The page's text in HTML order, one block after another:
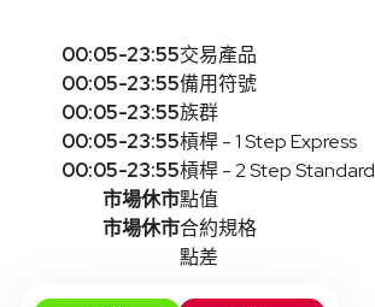
00:05-23:55
00:05-23:55
00:05-23:55
00:05-23:55
00:05-23:55
市場休市
市場休市
交易產品
備用符號
族群
槓桿 - 1 Step Express
槓桿 - 2 Step Standard
點值
合約規格
點差